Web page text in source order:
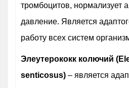
тромбоцитов, нормализует
давление. Является
работу всех систем
Элеутерококк колючий
senticosus) – является